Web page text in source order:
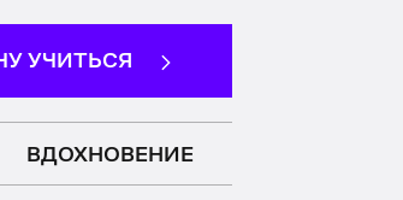
ВДОХНОВЕНИЕ
УЧИТЬСЯ